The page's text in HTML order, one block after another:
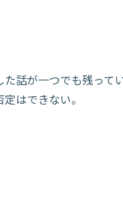
話が一つでも残って
はできない。